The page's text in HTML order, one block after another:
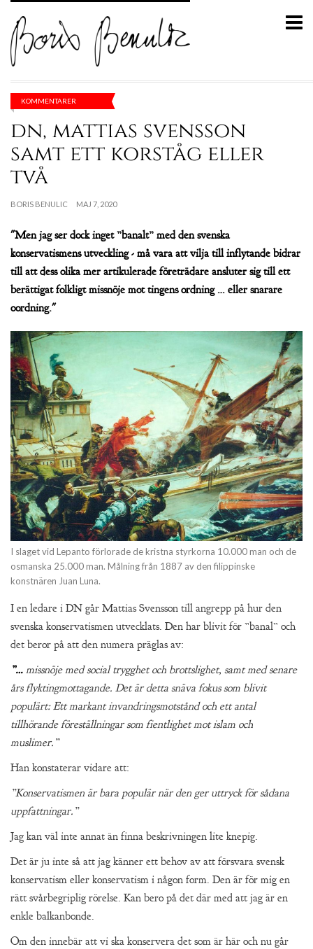
KOMMENTARER
dn, mattias svensson
samt ett korståg eller
två
BORIS BENULIC MAJ 7, 2020
"Men jag ser dock inget ”banalt” med den svenska
konservatismens utveckling - må vara att vilja till inflytande bidrar
till att dess olika mer artikulerade företrädare ansluter sig till ett
berättigat folkligt missnöje mot tingens ordning … eller snarare
oordning."
I slaget vid Lepanto förlorade de kristna styrkorna 10.000 man och de
osmanska 25.000 man. Målning från 1887 av den filippinske
konstnären Juan Luna.
I en ledare i DN går Mattias Svensson till angrepp på hur den
svenska konservatismen utvecklats. Den har blivit för ”banal” och
det beror på att den numera präglas av:
”… missnöje med social trygghet och brottslighet, samt med senare
års flyktingmottagande. Det är detta snäva fokus som blivit
populärt: Ett markant invandringsmotstånd och ett antal
tillhörande föreställningar som fientlighet mot islam och
muslimer.”
Han konstaterar vidare att:
”Konservatismen är bara populär när den ger uttryck för sådana
uppfattningar.”
Jag kan väl inte annat än finna beskrivningen lite knepig.
Det är ju inte så att jag känner ett behov av att försvara svensk
konservatism eller konservatism i någon form. Den är för mig en
rätt svårbegriplig rörelse. Kan bero på det där med att jag är en
enkle balkanbonde.
Om den innebär att vi ska konservera det som är här och nu går